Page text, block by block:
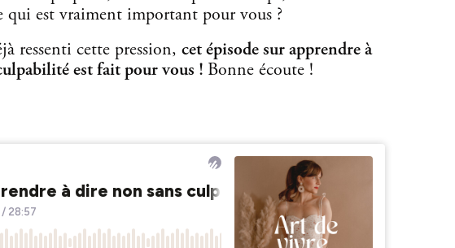
qui est vraiment important pour vous ?
ressenti cette pression, cet épisode sur apprendre à
est fait pour vous ! Bonne écoute !